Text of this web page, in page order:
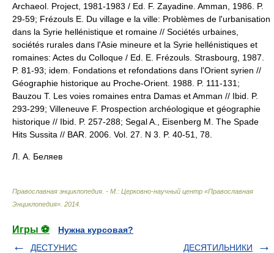
Archaeol. Project, 1981-1983 / Ed. F. Zayadine. Amman, 1986. P.
29-59; Frézouls E. Du village e la ville: Problèmes de l'urbanisation
dans la Syrie hellénistique et romaine // Sociétés urbaines,
sociétés rurales dans l'Asie mineure et la Syrie hellénistiques et
romaines: Actes du Colloque / Ed. E. Frézouls. Strasbourg, 1987.
P. 81-93; idem. Fondations et refondations dans l'Orient syrien //
Géographie historique au Proche-Orient. 1988. P. 111-131;
Bauzou T. Les voies romaines entra Damas et Amman // Ibid. P.
293-299; Villeneuve F. Prospection archéologique et géographie
historique // Ibid. P. 257-288; Segal A., Eisenberg M. The Spade
Hits Sussita // BAR. 2006. Vol. 27. N 3. P. 40-51, 78.
Л. А. Беляев
Православная энциклопедия. - М.: Церковно-научный центр «Православная
Энциклопедия» 2014
Игры ⚽
Нужна курсовая?
ДЕСТУНИС
ДЕСЯТИЛЬНИКИ